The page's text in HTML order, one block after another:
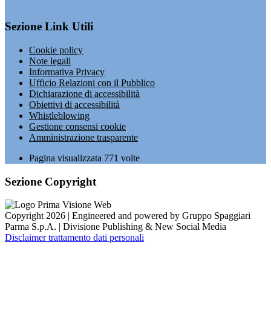
Sezione Link Utili
Cookie policy
Note legali
Informativa Privacy
Ufficio Relazioni con il Pubblico
Dichiarazione di accessibilità
Obiettivi di accessibilità
Whistleblowing
Gestione consensi cookie
Amministrazione trasparente
Pagina visualizzata 771 volte
Sezione Copyright
Copyright 2026 | Engineered and powered by Gruppo Spaggiari
Parma S.p.A. | Divisione Publishing & New Social Media
Disclaimer trattamento dati personali